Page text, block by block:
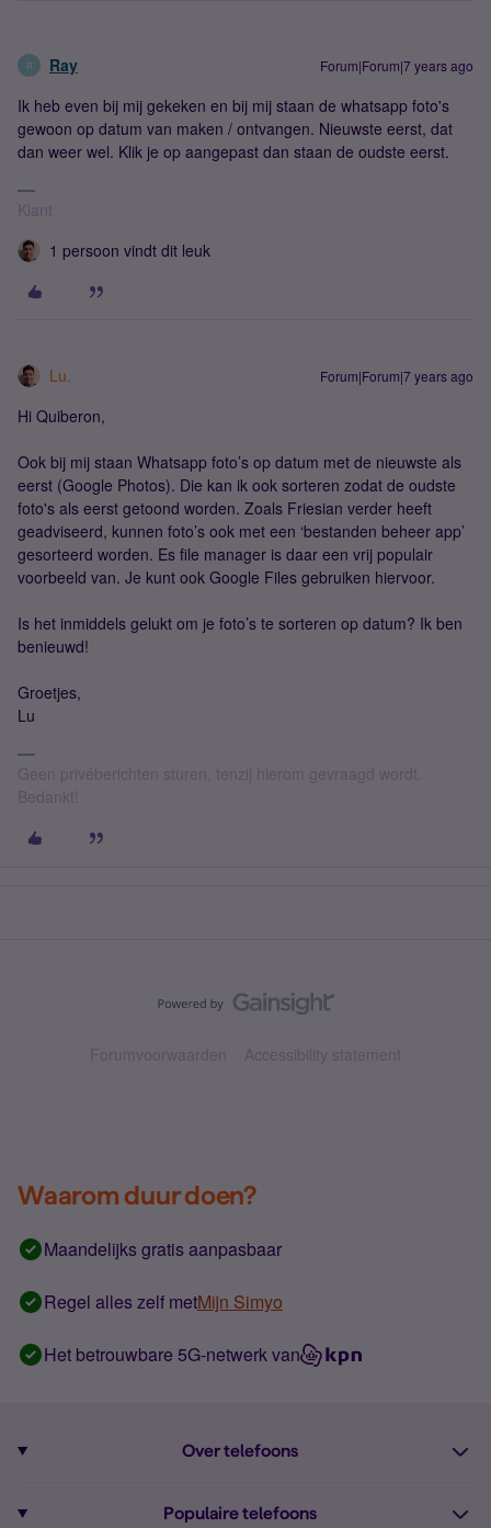
R Ray Forum|Forum|7 years ago
Ik heb even bij mij gekeken en bij mij staan de whatsapp foto's
gewoon op datum van maken / ontvangen. Nieuwste eerst, dat
dan weer wel. Klik je op aangepast dan staan de oudste eerst.
Klant
1 persoon vindt dit leuk
Lu. Forum|Forum|7 years ago
Hi Quiberon,
Ook bij mij staan Whatsapp foto’s op datum met de nieuwste als
eerst (Google Photos). Die kan ik ook sorteren zodat de oudste
foto's als eerst getoond worden. Zoals Friesian verder heeft
geadviseerd, kunnen foto’s ook met een ‘bestanden beheer app’
gesorteerd worden. Es file manager is daar een vrij populair
voorbeeld van. Je kunt ook Google Files gebruiken hiervoor.
Is het inmiddels gelukt om je foto’s te sorteren op datum? Ik ben
benieuwd!
Groetjes,
Lu
Geen privéberichten sturen, tenzij hierom gevraagd wordt.
Bedankt!
Forumvoorwaarden Accessibility statement
Waarom duur doen?
Maandelijks gratis aanpasbaar
Regel alles zelf metMijn Simyo
Het betrouwbare 5G-netwerk van
Over telefoons
Populaire telefoons